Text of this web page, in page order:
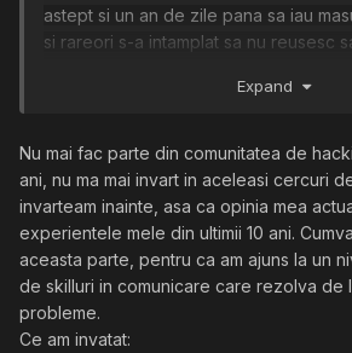
astept si un an de zile pana sa iau
si rareori s-a intamplat sa nu reusesc
moment de voi, cu siguranta isi vor
Expand
Nu mai fac parte din comunitatea de
ani, nu ma mai invart in aceleasi cercuri
invarteam inainte, asa ca opinia mea
experientele mele din ultimii 10 ani.
aceasta parte, pentru ca am ajuns la un
de skilluri in comunicare care rezolva de
probleme.
Ce am invatat: